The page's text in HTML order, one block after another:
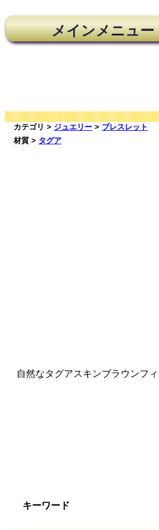
メインメニュー
カテゴリ > ジュエリー > ブレスレット
材質 > タグア
自然なタグアスキンブラウンフ
キーワード